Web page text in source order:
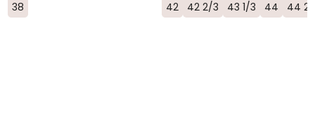
38 42 42 2/3 43 1/3 44 44